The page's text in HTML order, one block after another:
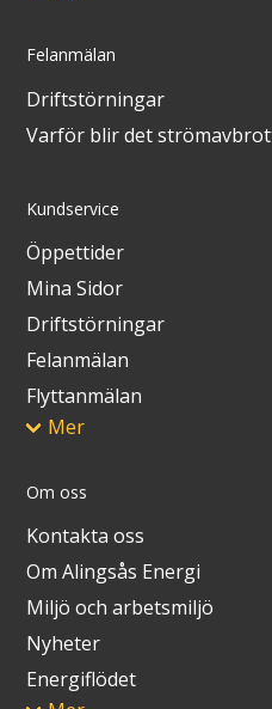
Felanmälan
Driftstörningar
Varför blir det
Kundservice
Öppettider
Mina Sidor
Driftstörningar
Felanmälan
Flyttanmälan
Mer
Om oss
Kontakta oss
Om Alingsås Energi
Miljö och arbetsmiljö
Nyheter
Energiflödet